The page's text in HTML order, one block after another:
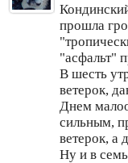
прошла
"асфальт"
В шесть
ветерок,
Днем
сильным,
ветерок, а
Ну и в